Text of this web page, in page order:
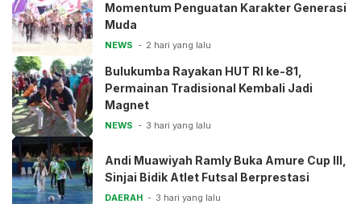
Momentum Penguatan Karakter Generasi
Muda
NEWS 2 hari yang lalu
Bulukumba Rayakan HUT RI ke-81,
Permainan Tradisional Kembali Jadi
Magnet
NEWS 3 hari yang lalu
Andi Muawiyah Ramly Buka Amure Cup III,
Sinjai Bidik Atlet Futsal Berprestasi
DAERAH 3 hari yang lalu